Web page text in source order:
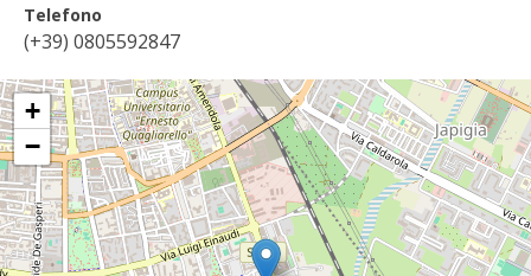
Telefono
(+39) 0805592847
+
−